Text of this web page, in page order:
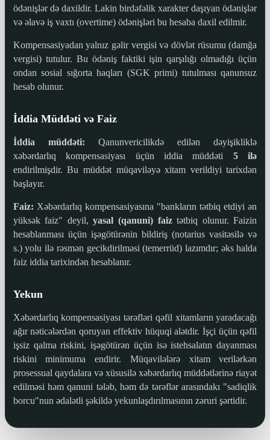
ödənişlər də daxildir. Lakin birdəfəlik xarakter daşıyan ödənişlər
və əlavə iş vaxtı (overtime) ödənişləri bu hesaba daxil edilmir.
Kompensasiyadan yalnız gəlir vergisi və dövlət rüsumu (damğa
vergisi) tutulur. Bu ödəniş faktiki işin qarşılığı olmadığı üçün
ondan sosial sığorta haqları (SGK primi) tutulması qanunsuz
hesab olunur.
İddia Müddəti və Faiz
İddia müddəti: Qanunvericilikdə edilən dəyişikliklə
xəbərdarlıq kompensasiyası üçün iddia müddəti 5 ilə
endirilmişdir. Bu müddət müqaviləyə xitam verildiyi tarixdən
başlayır.
Faiz: Xəbərdarlıq kompensasiyasına "bankların tətbiq etdiyi ən
yüksək faiz" deyil,yasal (qanuni) faiztətbiq olunur. Faizin
hesablanması üçün işəgötürənin bildiriş (notarius vasitəsilə və
s.) yolu ilə rəsmən gecikdirilməsi (temerrüd) lazımdır; əks halda
faiz iddia tarixindən hesablanır.
Yekun
Xəbərdarlıq kompensasiyası tərəfləri qəfil xitamların yaradacağı
ağır nəticələrdən qoruyan effektiv hüquqi alətdir. İşçi üçün qəfil
işsiz qalma riskini, işəgötürən üçün isə istehsalatın dayanması
riskini minimuma endirir. Müqavilələrə xitam verilərkən
prosessual qaydalara və xüsusilə xəbərdarlıq müddətlərinə riayət
edilməsi həm qanuni tələb, həm də tərəflər arasındakı "sadiqlik
borcu"nun ədalətli şəkildə yekunlaşdırılmasının zəruri şərtidir.